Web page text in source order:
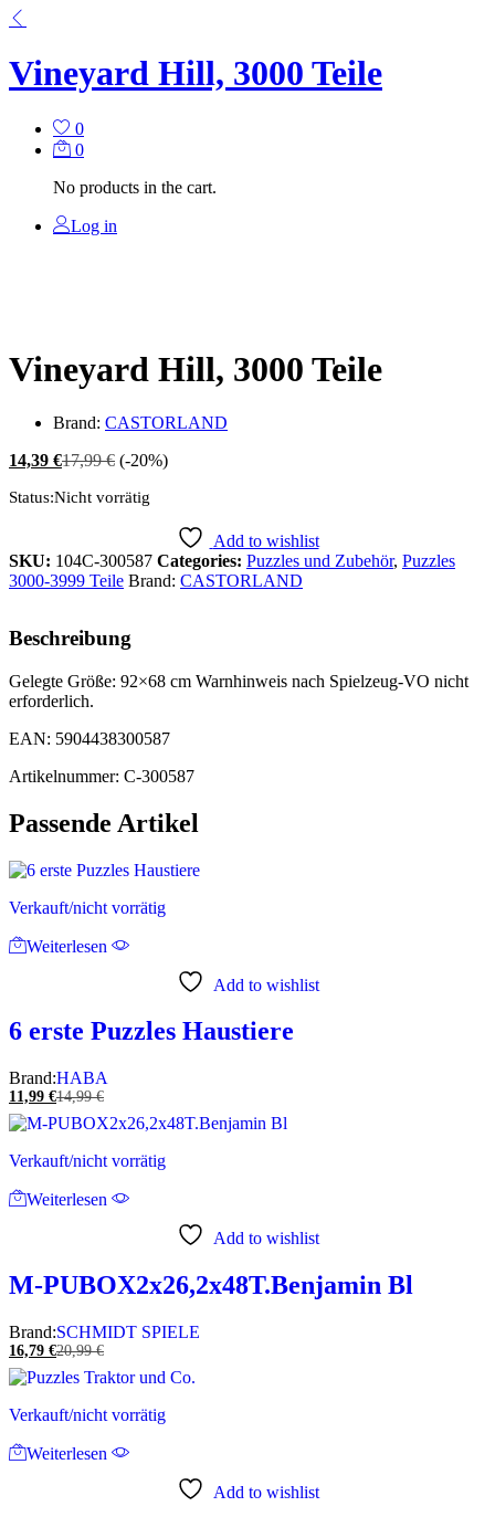
Vineyard Hill, 3000 Teile
0
0
No products in the cart.
Log in
Vineyard Hill, 3000 Teile
Brand: CASTORLAND
14,39 €17,99€ (-20%)
Status:Nicht vorrätig
Add to wishlist
SKU: 104C-300587 Categories: Puzzles und Zubehör, Puzzles
3000-3999 Teile Brand: CASTORLAND
Beschreibung
Gelegte Größe: 92×68 cm Warnhinweis nach Spielzeug-VO nicht
erforderlich.
EAN: 5904438300587
Artikelnummer: C-300587
Passende Artikel
Verkauft/nicht vorrätig
Weiterlesen
Add to wishlist
6 erste Puzzles Haustiere
Brand:HABA
11,99 €14,99€
Verkauft/nicht vorrätig
Weiterlesen
Add to wishlist
M-PUBOX2x26,2x48T.Benjamin Bl
Brand:SCHMIDT SPIELE
16,79 €20,99€
Verkauft/nicht vorrätig
Weiterlesen
Add to wishlist